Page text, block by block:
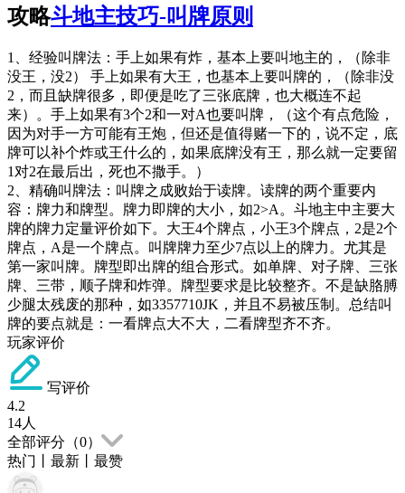
攻略斗地主技巧-叫牌原则
1、经验叫牌法：手上如果有炸，基本上要叫地主的，（除非
没王，没2） 手上如果有大王，也基本上要叫牌的，（除非没
2，而且缺牌很多，即便是吃了三张底牌，也大概连不起
来）。手上如果有3个2和一对A也要叫牌，（这个有点危险，
因为对手一方可能有王炮，但还是值得赌一下的，说不定，底
牌可以补个炸或王什么的，如果底牌没有王，那么就一定要留
1对2在最后出，死也不撒手。）
2、精确叫牌法：叫牌之成败始于读牌。读牌的两个重要内
容：牌力和牌型。牌力即牌的大小，如2>A。斗地主中主要大
牌的牌力定量评价如下。大王4个牌点，小王3个牌点，2是2个
牌点，A是一个牌点。叫牌牌力至少7点以上的牌力。尤其是
第一家叫牌。牌型即出牌的组合形式。如单牌、对子牌、三张
牌、三带，顺子牌和炸弹。牌型要求是比较整齐。不是缺胳膊
少腿太残废的那种，如3357710JK，并且不易被压制。总结叫
牌的要点就是：一看牌点大不大，二看牌型齐不齐。
玩家评价
写评价
4.2
14人
全部评分（0）
热门
最新 最赞